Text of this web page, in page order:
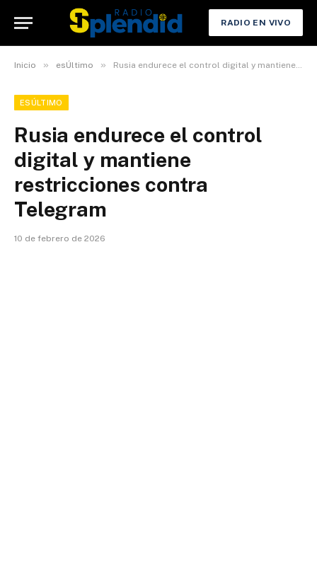
RADIO EN VIVO
Inicio » esÚltimo » Rusia endurece el control digital y mantiene restricciones contra Telegram
ESÚLTIMO
Rusia endurece el control
digital y mantiene
restricciones contra
Telegram
10 de febrero de 2026